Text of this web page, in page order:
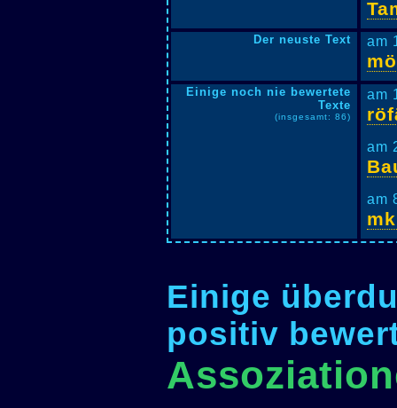
Der neuste Text am
Einige noch nie bewertete
Texte
(insgesamt: 86)
am
am
am
Einige
positiv